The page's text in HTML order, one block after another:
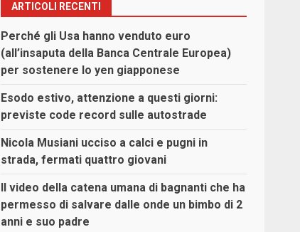
ARTICOLI RECENTI
Perché gli Usa hanno venduto euro
(all’insaputa della Banca Centrale Europea)
per sostenere lo yen giapponese
Esodo estivo, attenzione a questi giorni:
previste code record sulle autostrade
Nicola Musiani ucciso a calci e pugni in
strada, fermati quattro giovani
Il video della catena umana di bagnanti che ha
permesso di salvare dalle onde un bimbo di 2
anni e suo padre